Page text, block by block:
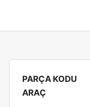
PARÇA KODU
ARAÇ